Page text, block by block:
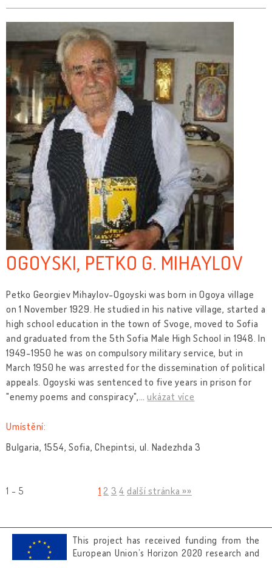
OGOYSKI, PETKO G. MIHAYLOV
Petko Georgiev Mihaylov-Ogoyski was born in Ogoya village
on 1 November 1929. He studied in his native village, started a
high school education in the town of Svoge, moved to Sofia
and graduated from the 5th Sofia Male High School in 1948. In
1949-1950 he was on compulsory military service, but in
March 1950 he was arrested for the dissemination of political
appeals. Ogoyski was sentenced to five years in prison for
"enemy poems and conspiracy",…ukázat více
Umístění:
Bulgaria, 1554, Sofia, Chepintsi, ul. Nadezhda 3
1 - 5 1 2 3 4 další stránka »»
This project has received funding from the
European Union’s Horizon 2020 research and